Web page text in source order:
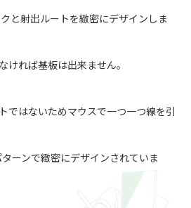
と射出ルートを緻密にデザインしま
ければ基板は出来ません。
ではないためマウスで一つ一つ線を引
ーンで緻密にデザインされていま